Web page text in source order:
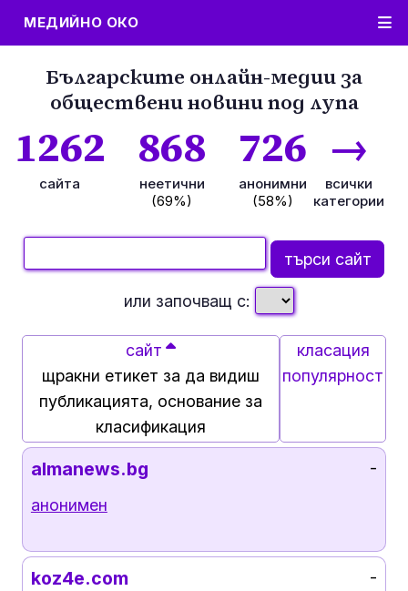
МЕДИЙНО ОКО
Българските онлайн-медии за
обществени новини под лупа
1262
сайта
868
неетични
(69%)
726
анонимни
(58%)
→
всички
категории
или започващ с:
сайт
щракни етикет за да видиш
публикацията, основание за
класификация
класация
популярност
almanews.bg
анонимен
-
koz4e.com -